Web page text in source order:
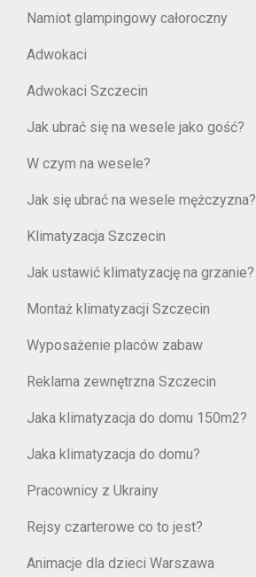
Namiot glampingowy całoroczny
Adwokaci
Adwokaci Szczecin
Jak ubrać się na wesele jako gość?
W czym na wesele?
Jak się ubrać na wesele mężczyzna?
Klimatyzacja Szczecin
Jak ustawić klimatyzację na grzanie?
Montaż klimatyzacji Szczecin
Wyposażenie placów zabaw
Reklama zewnętrzna Szczecin
Jaka klimatyzacja do domu 150m2?
Jaka klimatyzacja do domu?
Pracownicy z Ukrainy
Rejsy czarterowe co to jest?
Animacje dla dzieci Warszawa